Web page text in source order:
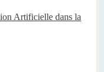
Artificielle dans la